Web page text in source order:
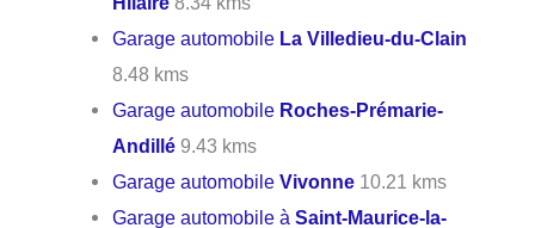
Garage automobile La Villedieu-du-Clain
8.48 kms
Garage automobile Roches-Prémarie-
Andillé 9.43 kms
Garage automobileVivonne 10.21 kms
Garage automobile àSaint-Maurice-la-